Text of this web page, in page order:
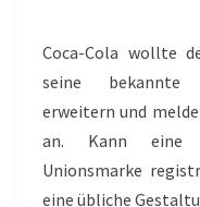
Coca-Cola wollte
seine bekannte
erweitern und
an. Kann eine
Unionsmarke
eine übliche